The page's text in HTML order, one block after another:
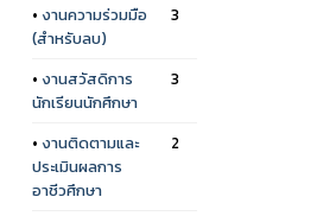
• งานความร่วมมือ
(สำหรับลบ)
3
• งานสวัสดิการ
นักเรียนนักศึกษา
3
• งานติดตามและ
ประเมินผลการ
อาชีวศึกษา
2